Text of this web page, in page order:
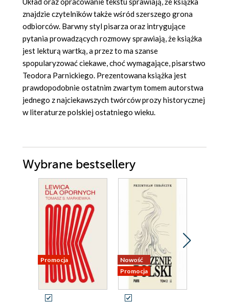
znajdzie czytelników także wśród szerszego grona
odbiorców. Barwny styl pisarza oraz intrygujące
pytania prowadzących rozmowy sprawiają, że książka
jest lekturą wartką, a przez to ma szanse
spopularyzować ciekawe, choć wymagające, pisarstwo
Teodora Parnickiego. Prezentowana książka jest
prawdopodobnie ostatnim zwartym tomem autorstwa
jednego z najciekawszych twórców prozy historycznej
w literaturze polskiej ostatniego wieku.
Wybrane bestsellery
Promocja
Nowość
Promocja